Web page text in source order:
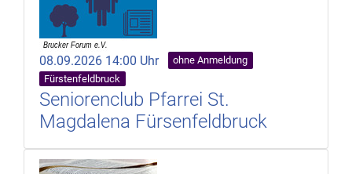
08.09.2026 14:00 Uhr
ohne Anmeldung
Fürstenfeldbruck
Seniorenclub Pfarrei St.
Magdalena Fürsenfeldbruck